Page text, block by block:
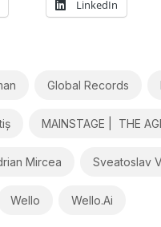
LinkedIn
Global Records
MAINSTAGE | THE
Mircea Sveatoslav
Wello Wello.ai